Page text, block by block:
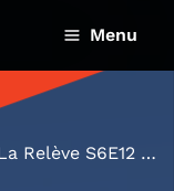
Menu
La Relève S6E12 Exercices d'admiration Mishima et...